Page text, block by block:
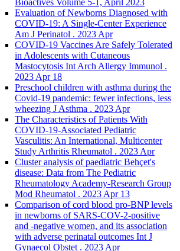
Evaluation of Newborns Diagnosed with
COVID-19: A Single-Center Experience
Am J Perinatol . 2023 Apr
COVID-19 Vaccines Are Safely Tolerated
in Adolescents with Cutaneous
Mastocytosis Int Arch Allergy Immunol .
2023 Apr 18
Preschool children with asthma during the
Covid-19 pandemic: fewer infections, less
wheezing J Asthma . 2023 Apr
The Characteristics of Patients With
COVID-19-Associated Pediatric
Vasculitis: An International, Multicenter
Study Arthritis Rheumatol . 2023 Apr
Cluster analysis of paediatric Behçet's
disease: Data from The Pediatric
Rheumatology Academy-Research Group
Mod Rheumatol . 2023 Apr 13
Comparison of cord blood pro-BNP levels
in newborns of SARS-COV-2-positive
and -negative women, and its association
with adverse perinatal outcomes Int J
Gynaecol Obstet . 2023 Apr